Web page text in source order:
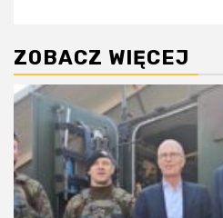
ZOBACZ WIĘCEJ